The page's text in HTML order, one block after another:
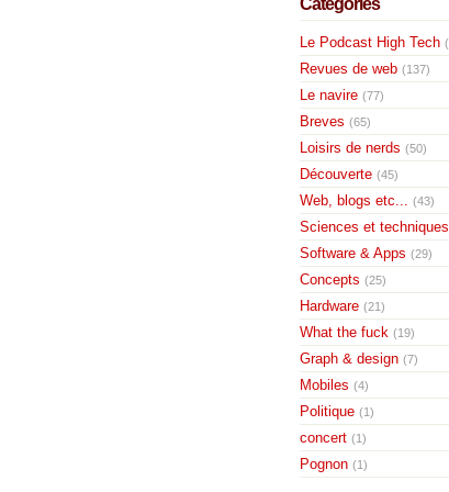
Catégories
Le Podcast High Tech
Revues de web (137)
Le navire (77)
Breves (65)
Loisirs de nerds (50)
Découverte (45)
Web, blogs etc... (43)
Sciences et techniques
Software & Apps (29)
Concepts (25)
Hardware (21)
What the fuck (19)
Graph & design (7)
Mobiles (4)
Politique (1)
concert (1)
Pognon (1)